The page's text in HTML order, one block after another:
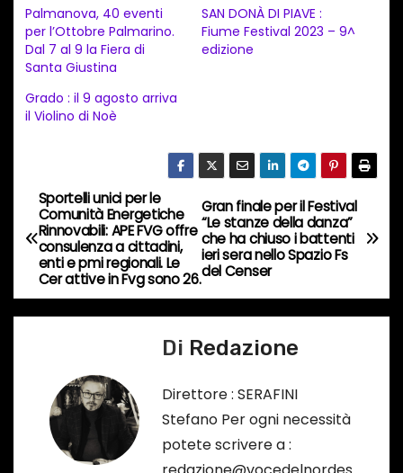
a
m
e
n
n
c
o
r
s
Palmanova, 40 eventi
per l’Ottobre Palmarino.
Dal 7 al 9 la Fiera di
Santa Giustina
SAN DONÀ DI PIAVE :
Fiume Festival 2023 – 9^
edizione
Grado : il 9 agosto arriva
il Violino di Noè
N
a
v
i
Gran finale per il Festival
“Le stanze della danza”
che ha chiuso i battenti
ieri sera nello Spazio Fs
del Censer
Sportelli unici per le
Comunità Energetiche
Rinnovabili: APE FVG offre
consulenza a cittadini,
enti e pmi regionali. Le
Cer attive in Fvg sono 26.
Di Redazione
Direttore : SERAFINI
Stefano Per ogni necessità
potete scrivere a :